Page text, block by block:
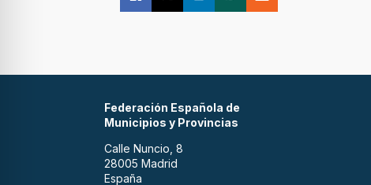
Federación Española de
Municipios y Provincias
Calle Nuncio, 8
28005 Madrid
España